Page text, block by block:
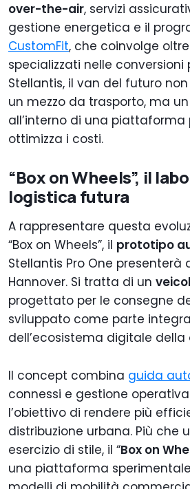
over-the-air, servizi
gestione energetica e il
CustomFit, che coinvolge
specializzati nelle conversioni
Stellantis, il van del futuro
un mezzo da trasporto, ma un
all’interno di una
ottimizza i costi.
“Box on Wheels”, il
logistica futura
A rappresentare questa
“Box on Wheels”, il prototipo
Stellantis Pro One
Hannover. Si tratta di un
progettato per le consegne
sviluppato come parte
dell’ecosistema digitale della
Il concept combina guida
connessi e gestione
l’obiettivo di rendere più
distribuzione urbana. Più che
esercizio di stile, il “Box on
una piattaforma